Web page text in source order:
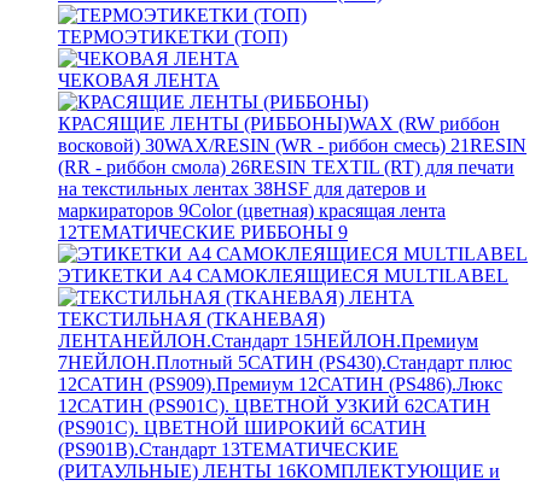
ТЕРМОЭТИКЕТКИ (ТОП)
ЧЕКОВАЯ ЛЕНТА
КРАСЯЩИЕ ЛЕНТЫ (РИББОНЫ)WAX (RW риббон
восковой) 30WAX/RESIN (WR - риббон смесь) 21RESIN
(RR - риббон смола) 26RESIN TEXTIL (RT) для печати
на текстильных лентах 38HSF для датеров и
маркираторов 9Color (цветная) красящая лента
12ТЕМАТИЧЕСКИЕ РИББОНЫ 9
ЭТИКЕТКИ А4 САМОКЛЕЯЩИЕСЯ MULTILABEL
ТЕКСТИЛЬНАЯ (ТКАНЕВАЯ)
ЛЕНТАНЕЙЛОН.Стандарт 15НЕЙЛОН.Премиум
7НЕЙЛОН.Плотный 5САТИН (PS430).Стандарт плюс
12САТИН (PS909).Премиум 12САТИН (PS486).Люкс
12САТИН (PS901C). ЦВЕТНОЙ УЗКИЙ 62САТИН
(PS901C). ЦВЕТНОЙ ШИРОКИЙ 6САТИН
(PS901B).Стандарт 13ТЕМАТИЧЕСКИЕ
(РИТАУЛЬНЫЕ) ЛЕНТЫ 16КОМПЛЕКТУЮЩИЕ и